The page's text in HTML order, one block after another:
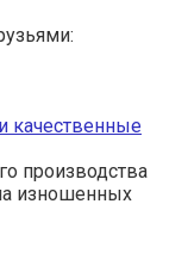
качественные
производства
изношенных